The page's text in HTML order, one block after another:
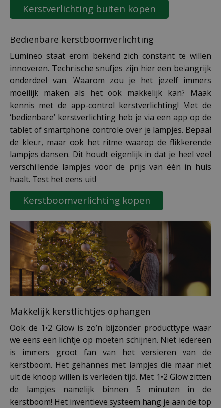
Kerstverlichting buiten kopen
Bedienbare kerstboomverlichting
Lumineo staat erom bekend zich constant te willen
innoveren. Technische snufjes zijn hier een belangrijk
onderdeel van. Waarom zou je het jezelf immers
moeilijk maken als het ook makkelijk kan? Maak
kennis met de app-control kerstverlichting! Met de
‘bedienbare’ kerstverlichting heb je via een app op de
tablet of smartphone controle over je lampjes. Bepaal
de kleur, maar ook het ritme waarop de flikkerende
lampjes dansen. Dit houdt eigenlijk in dat je heel veel
verschillende lampjes voor de prijs van één in huis
haalt. Test het eens uit!
Kerstboomverlichting kopen
Makkelijk kerstlichtjes ophangen
Ook de 1•2 Glow is zo’n bijzonder producttype waar
we eens een lichtje op moeten schijnen. Niet iedereen
is immers groot fan van het versieren van de
kerstboom. Het gehannes met lampjes die maar niet
uit de knoop willen is verleden tijd. Met 1•2 Glow zitten
de lampjes namelijk binnen 5 minuten in de
kerstboom! Het inventieve systeem hang je aan de top